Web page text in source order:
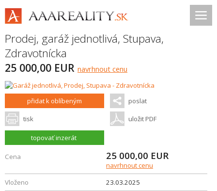
Prodej, garáž jednotlivá, Stupava,
Zdravotnícka
25 000,00 EUR navrhnout cenu
přidat k oblíbeným poslat
tisk uložit PDF
topovať inzerát
Cena 25 000,00 EUR
navrhnout cenu
Vloženo
23.03.2025